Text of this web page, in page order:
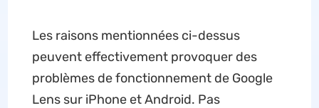
Les raisons mentionnées ci-dessus
peuvent effectivement provoquer des
problèmes de fonctionnement de Google
Lens sur iPhone et Android. Pas